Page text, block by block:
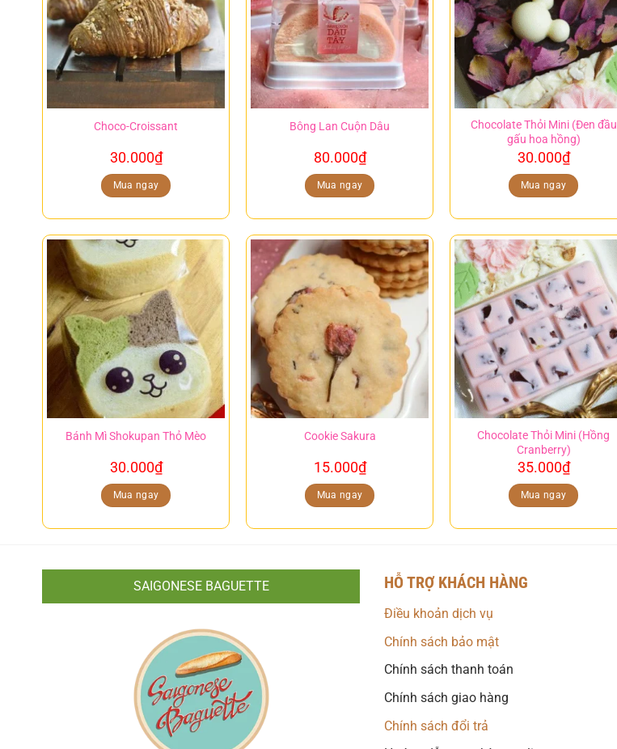
Choco-Croissant
30.000₫
Mua ngay
Bông Lan Cuộn Dâu
80.000₫
Mua ngay
Chocolate Thỏi Mini (Đen đầu
gấu hoa hồng)
30.000₫
Mua ngay
Bánh Mì Shokupan Thỏ Mèo
30.000₫
Mua ngay
Cookie Sakura
15.000₫
Mua ngay
Chocolate Thỏi Mini (Hồng
Cranberry)
35.000₫
Mua ngay
SAIGONESE BAGUETTE HỖ TRỢ KHÁCH HÀNG
Điều khoản dịch vụ
Chính sách bảo mật
Chính sách thanh toán
Chính sách giao hàng
Chính sách đổi trả